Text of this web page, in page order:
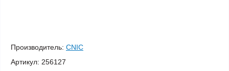
Производитель: CNIC
Артикул: 256127